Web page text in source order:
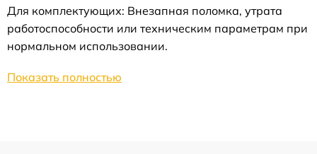
Для комплектующих: Внезапная поломка, утрата
работоспособности или техническим параметрам при
нормальном использовании.
Показать полностью